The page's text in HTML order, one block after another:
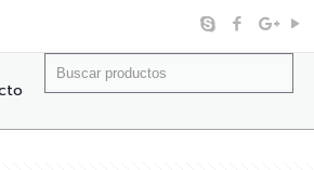
Buscar: